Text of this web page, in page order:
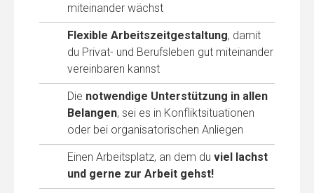
miteinander wächst
Flexible Arbeitszeitgestaltung, damit
du Privat- und Berufsleben gut miteinander
vereinbaren kannst
Die notwendige Unterstützung in allen
Belangen, sei es in Konfliktsituationen
oder bei organisatorischen Anliegen
Einen Arbeitsplatz, an dem du viel lachst
und gerne zur Arbeit gehst!